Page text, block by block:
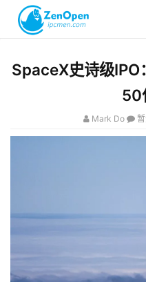
科技
心理
注册
SpaceX史诗级IPO
50
Mark Do